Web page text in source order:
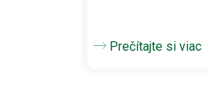
Prečítajte si viac